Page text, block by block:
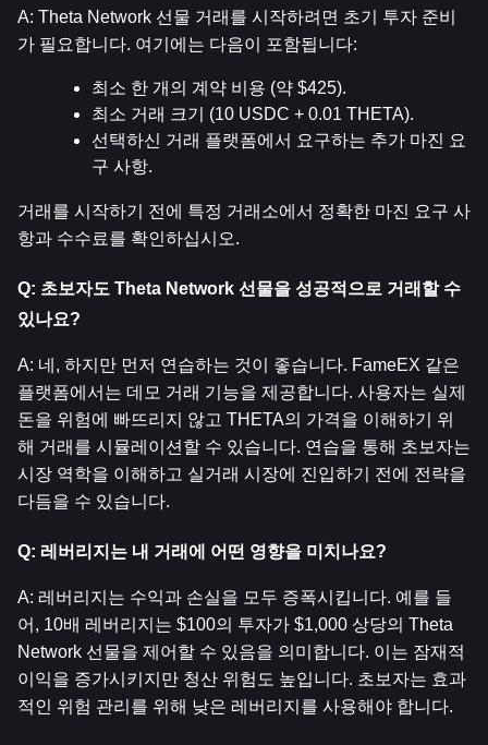
A: Theta Network 선물 거래를 시작하려면 초기 투자 준비
가 필요합니다. 여기에는 다음이 포함됩니다:
최소 한 개의 계약 비용 (약 $425).
최소 거래 크기 (10 USDC + 0.01 THETA).
선택하신 거래 플랫폼에서 요구하는 추가 마진 요
구 사항.
거래를 시작하기 전에 특정 거래소에서 정확한 마진 요구 사
항과 수수료를 확인하십시오.
Q: 초보자도 Theta Network 선물을 성공적으로 거래할 수
있나요?
A: 네, 하지만 먼저 연습하는 것이 좋습니다. FameEX 같은
플랫폼에서는 데모 거래 기능을 제공합니다. 사용자는 실제
돈을 위험에 빠뜨리지 않고 THETA의 가격을 이해하기 위
해 거래를 시뮬레이션할 수 있습니다. 연습을 통해 초보자는
시장 역학을 이해하고 실거래 시장에 진입하기 전에 전략을
다듬을 수 있습니다.
Q: 레버리지는 내 거래에 어떤 영향을 미치나요?
A: 레버리지는 수익과 손실을 모두 증폭시킵니다. 예를 들
어, 10배 레버리지는 $100의 투자가 $1,000 상당의 Theta
Network 선물을 제어할 수 있음을 의미합니다. 이는 잠재적
이익을 증가시키지만 청산 위험도 높입니다. 초보자는 효과
적인 위험 관리를 위해 낮은 레버리지를 사용해야 합니다.